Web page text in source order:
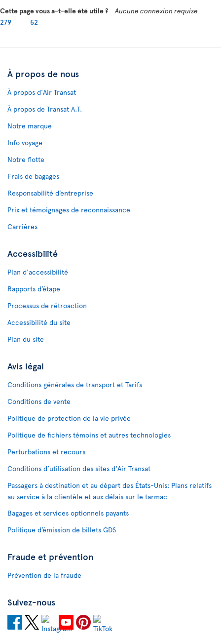
Cette page vous a-t-elle été utile ?
Aucune connexion requise
279
52
À propos de nous
À propos d'Air Transat
À propos de Transat A.T.
Notre marque
Info voyage
Notre flotte
Frais de bagages
Responsabilité d’entreprise
Prix et témoignages de reconnaissance
Carrières
Accessibilité
Plan d'accessibilité
Rapports d’étape
Processus de rétroaction
Accessibilité du site
Plan du site
Avis légal
Conditions générales de transport et Tarifs
Conditions de vente
Politique de protection de la vie privée
Politique de fichiers témoins et autres technologies
Perturbations et recours
Conditions d’utilisation des sites d'Air Transat
Passagers à destination et au départ des États-Unis: Plans relatifs
au service à la clientèle et aux délais sur le tarmac
Bagages et services optionnels payants
Politique d’émission de billets GDS
Fraude et prévention
Prévention de la fraude
Suivez-nous